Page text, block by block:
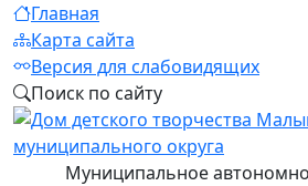
Главная
Карта сайта
Версия для слабовидящих
Поиск по сайту
Муниципальное